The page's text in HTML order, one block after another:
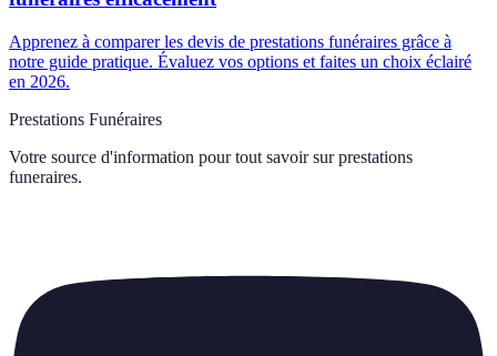
Apprenez à comparer les devis de prestations funéraires grâce à
notre guide pratique. Évaluez vos options et faites un choix éclairé
en 2026.
Prestations Funéraires
Votre source d'information pour tout savoir sur prestations
funeraires.